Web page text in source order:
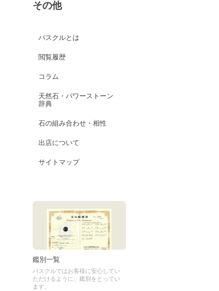
その他
パスクルとは
閲覧履歴
コラム
天然石・パワーストーン
辞典
石の組み合わせ・相性
出店について
サイトマップ
鑑別一覧
パスクルではお客様に安心してい
ただけるように、鑑別をとってい
ます。